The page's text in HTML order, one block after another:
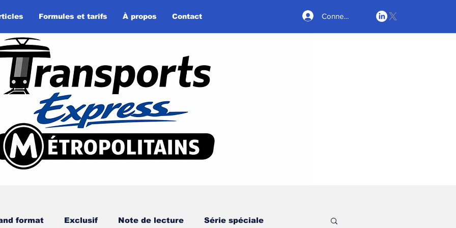
Formules et tarifs À propos Contact Connexion
format Exclusif Note de lecture Série spéciale